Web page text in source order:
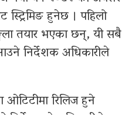
स्ट्रिमिङ हुनेछ । पहिलो
तयार भएका छन्, यी सबै
निर्देशक अधिकारीले
ओटिटीमा रिलिज हुने